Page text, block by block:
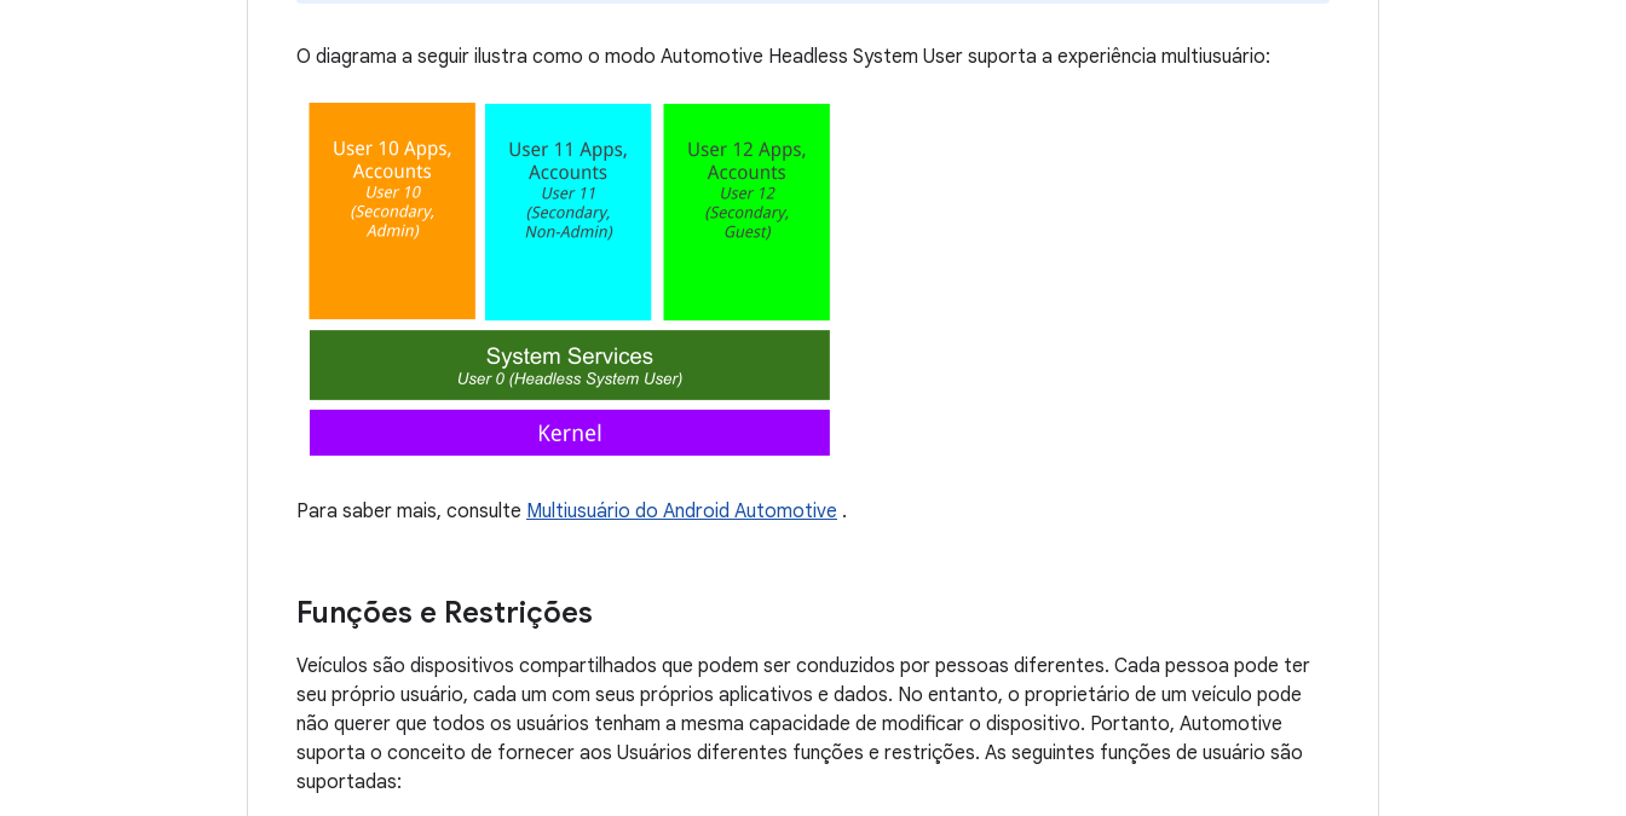
O diagrama a seguir ilustra como o modo Automotive Headless System User suporta a experiência multiusuário:
Para saber mais, consulte Multiusuário do Android Automotive .
Funções e Restrições
Veículos são dispositivos compartilhados que podem ser conduzidos por pessoas diferentes. Cada pessoa pode ter
seu próprio usuário, cada um com seus próprios aplicativos e dados. No entanto, o proprietário de um veículo pode
não querer que todos os usuários tenham a mesma capacidade de modificar o dispositivo. Portanto, Automotive
suporta o conceito de fornecer aos Usuários diferentes funções e restrições. As seguintes funções de usuário são
suportadas: